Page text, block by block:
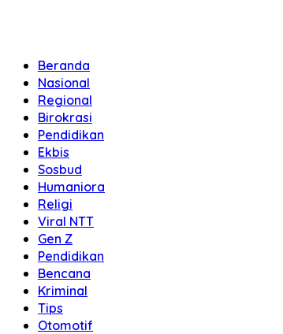
Beranda
Nasional
Regional
Birokrasi
Pendidikan
Ekbis
Sosbud
Humaniora
Religi
Viral NTT
Gen Z
Pendidikan
Bencana
Kriminal
Tips
Otomotif